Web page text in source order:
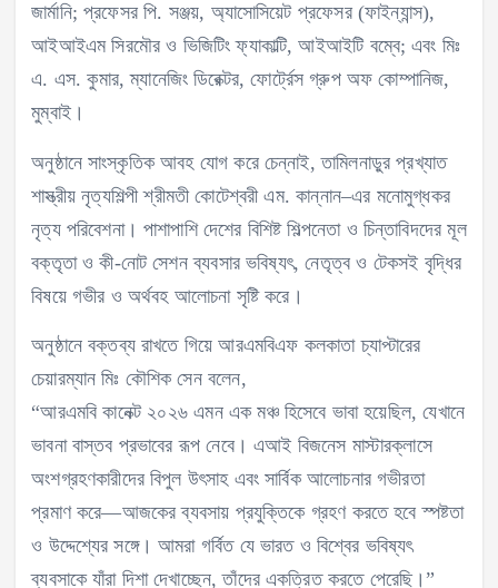
জার্মানি; প্রফেসর পি. সঞ্জয়, অ্যাসোসিয়েট প্রফেসর (ফাইন্যান্স),
আইআইএম সিরমৌর ও ভিজিটিং ফ্যাকাল্টি, আইআইটি বম্বে; এবং মিঃ
এ. এস. কুমার, ম্যানেজিং ডিরেক্টর, ফোর্ট্রেস গ্রুপ অফ কোম্পানিজ,
মুম্বাই।
অনুষ্ঠানে সাংস্কৃতিক আবহ যোগ করে চেন্নাই, তামিলনাড়ুর প্রখ্যাত
শাস্ত্রীয় নৃত্যশিল্পী শ্রীমতী কোটেশ্বরী এম. কান্নান–এর মনোমুগ্ধকর
নৃত্য পরিবেশনা। পাশাপাশি দেশের বিশিষ্ট শিল্পনেতা ও চিন্তাবিদদের মূল
বক্তৃতা ও কী-নোট সেশন ব্যবসার ভবিষ্যৎ, নেতৃত্ব ও টেকসই বৃদ্ধির
বিষয়ে গভীর ও অর্থবহ আলোচনা সৃষ্টি করে।
অনুষ্ঠানে বক্তব্য রাখতে গিয়ে আরএমবিএফ কলকাতা চ্যাপ্টারের
চেয়ারম্যান মিঃ কৌশিক সেন বলেন,
“আরএমবি কানেক্ট ২০২৬ এমন এক মঞ্চ হিসেবে ভাবা হয়েছিল, যেখানে
ভাবনা বাস্তব প্রভাবের রূপ নেবে। এআই বিজনেস মাস্টারক্লাসে
অংশগ্রহণকারীদের বিপুল উৎসাহ এবং সার্বিক আলোচনার গভীরতা
প্রমাণ করে—আজকের ব্যবসায় প্রযুক্তিকে গ্রহণ করতে হবে স্পষ্টতা
ও উদ্দেশ্যের সঙ্গে। আমরা গর্বিত যে ভারত ও বিশ্বের ভবিষ্যৎ
ব্যবসাকে যাঁরা দিশা দেখাচ্ছেন, তাঁদের একত্রিত করতে পেরেছি।”